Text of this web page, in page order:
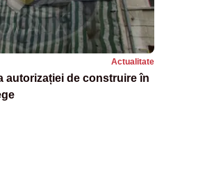
Actualitate
autorizației de construire în